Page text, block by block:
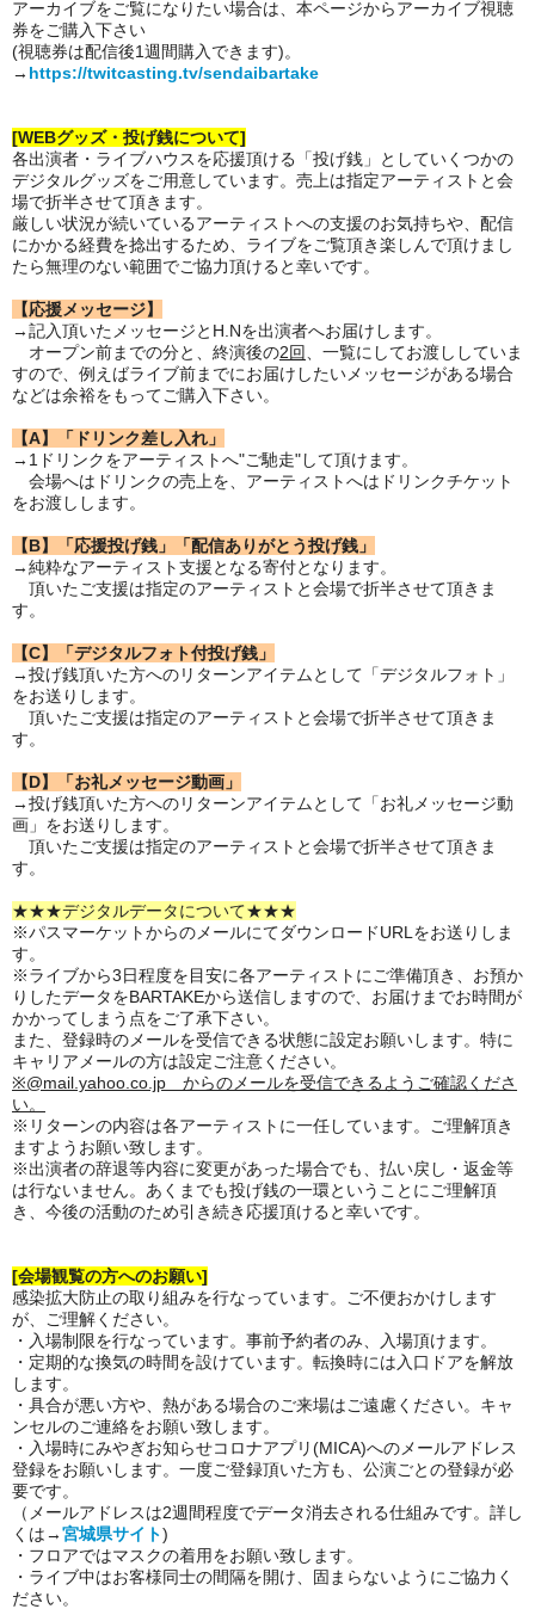
アーカイブをご覧になりたい場合は、本ページからアーカイブ視聴
券をご購入下さい
(視聴券は配信後1週間購入できます)。
→ https://twitcasting.tv/sendaibartake
[WEBグッズ・投げ銭について]
各出演者・ライブハウスを応援頂ける「投げ銭」としていくつかの
デジタルグッズをご用意しています。売上は指定アーティストと会
場で折半させて頂きます。
厳しい状況が続いているアーティストへの支援のお気持ちや、配信
にかかる経費を捻出するため、ライブをご覧頂き楽しんで頂けまし
たら無理のない範囲でご協力頂けると幸いです。
【応援メッセージ】
→記入頂いたメッセージとH.Nを出演者へお届けします。
オープン前までの分と、終演後の2回
、一覧にしてお渡ししていま
すので、例えばライブ前までにお届けしたいメッセージがある場合
などは余裕をもってご購入下さい。
【A】「ドリンク差し入れ」
→1ドリンクをアーティストへ"ご馳走"して頂けます。
会場へはドリンクの売上を、アーティストへはドリンクチケット
をお渡しします。
【B】「応援投げ銭」「配信ありがとう投げ銭」
→純粋なアーティスト支援となる寄付となります。
頂いたご支援は指定のアーティストと会場で折半させて頂きま
す。
【C】「デジタルフォト付投げ銭」
→投げ銭頂いた方へのリターンアイテムとして「デジタルフォト」
をお送りします。
頂いたご支援は指定のアーティストと会場で折半させて頂きま
す。
【D】「お礼メッセージ動画」
→投げ銭頂いた方へのリターンアイテムとして「お礼メッセージ動
画」をお送りします。
頂いたご支援は指定のアーティストと会場で折半させて頂きま
す。
★★★デジタルデータについて★★★
※パスマーケットからのメールにてダウンロードURLをお送りしま
す。
※ライブから3日程度を目安に各アーティストにご準備頂き、お預か
りしたデータをBARTAKEから送信しますので、お届けまでお時間が
かかってしまう点をご了承下さい。
また、登録時のメールを受信できる状態に設定お願いします。特に
キャリアメールの方は設定ご注意ください。
※@mail.yahoo.co.jp からのメールを受信できるようご確認くださ
い。
※リターンの内容は各アーティストに一任しています。ご理解頂き
ますようお願い致します。
※出演者の辞退等内容に変更があった場合でも、払い戻し・返金等
は行ないません。あくまでも投げ銭の一環ということにご理解頂
き、今後の活動のため引き続き応援頂けると幸いです。
[会場観覧の方へのお願い]
感染拡大防止の取り組みを行なっています。ご不便おかけします
が、ご理解ください。
・入場制限を行なっています。事前予約者のみ、入場頂けます。
・定期的な換気の時間を設けています。転換時には入口ドアを解放
します。
・具合が悪い方や、熱がある場合のご来場はご遠慮ください。キャ
ンセルのご連絡をお願い致します。
・入場時にみやぎお知らせコロナアプリ(MICA)へのメールアドレス
登録をお願いします。一度ご登録頂いた方も、公演ごとの登録が必
要です。
（メールアドレスは2週間程度でデータ消去される仕組みです。詳し
くは→宮城県サイト)
・フロアではマスクの着用をお願い致します。
・ライブ中はお客様同士の間隔を開け、固まらないようにご協力く
ださい。